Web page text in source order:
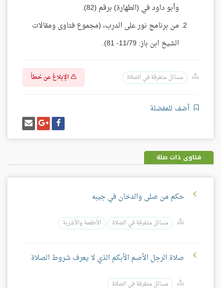
وأبو داود في (الطهارة) برقم (82).
من برنامج نور على الدرب، (مجموع فتاوى ومقالات
الشيخ ابن باز: 11/79- 81).
مسائل متفرقة في الصلاة الإبلاغ عن خطأ
أضف للمفضلة
شارك
على
فيسبوك
شارك
على
غوغل
بلس
إرسل
إيميل
فتاوى ذات صلة
حكم من صلى والدخان في جيبه
مسائل متفرقة في الصلاة الأطعمة والأشربة
صلاة الرجل الأصم الأبكم الذي لا يعرف شروط الصلاة
مسائل متفرقة في الصلاة